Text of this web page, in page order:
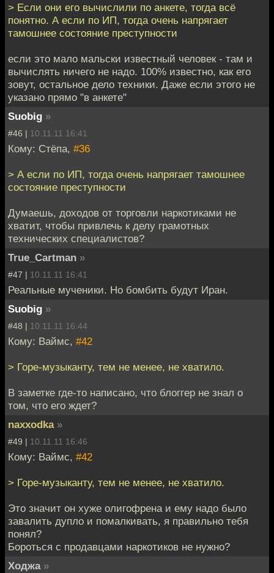
> Если они его вычислили по анкете, тогда всё
понятно. А если по ИП, тогда очень напрягает
тамошнее состояние преступности
если это мало мальски известный человек - там и
вычислять ничего не надо. 100% известно, как его
зовут, остальное дело техники. Даже если этого не
указано прямо "в анкете"
Suobig »
#46 | 10.11.11 16:41
Кому: Стёпа, #36
> А если по ИП, тогда очень напрягает тамошнее
состояние преступности
Думаешь, доходов от торговли наркотиками не
хватит, чтобы привлечь к делу грамотных
технических специалистов?
True_Cartman »
#47 | 10.11.11 16:41
Реальные мученики. Но бомбить будут Иран.
Suobig »
#48 | 10.11.11 16:44
Кому: Ваймс, #42
> Горе-музыканту, тем не менее, не хватило.
В заметке где-то написано, что блоггер не знал о
том, что его ждет?
naxxodka »
#49 | 10.11.11 16:46
Кому: Ваймс, #42
> Горе-музыканту, тем не менее, не хватило.
Это значит он хуже олигофрена и ему надо было
завалить дупло и помалкивать, я правильно тебя
понял?
Бороться с продавцами наркотиков не нужно?
Ходжа »